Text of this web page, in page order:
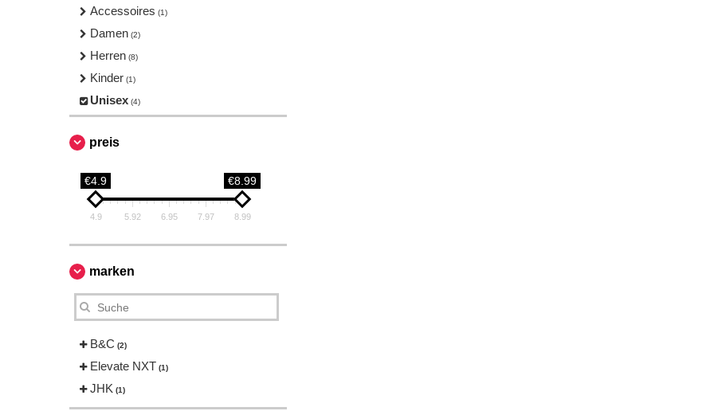
Accessoires (1)
Damen (2)
Herren (8)
Kinder (1)
Unisex (4)
preis
€4.9 €8.99
4.9 5.92 6.95 7.97 8.99
marken
B&C (2)
Elevate NXT (1)
JHK (1)